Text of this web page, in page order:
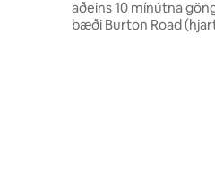
aðeins 10 mínútna
bæði Burton Road